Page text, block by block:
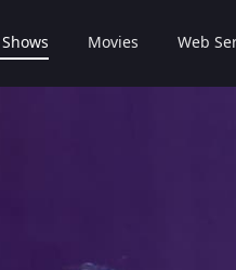
Movies Web